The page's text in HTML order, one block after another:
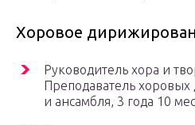
Хоровое
Руководитель хора и
Преподаватель хоровых
и ансамбля, 3 года 10